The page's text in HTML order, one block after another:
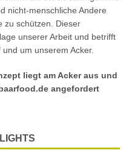
nicht-menschliche Andere
zu schützen. Dieser
unserer Arbeit und betrifft
um unserem Acker.
liegt am Acker aus und
angefordert